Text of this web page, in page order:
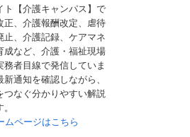
ト【介護キャンパス】で
正、介護報酬改定、虐待
止、介護記録、ケアマネ
成など、介護・福祉現場
者目線で発信していま
通知を確認しながら、
なぐ分かりやすい解説
ムページはこちら